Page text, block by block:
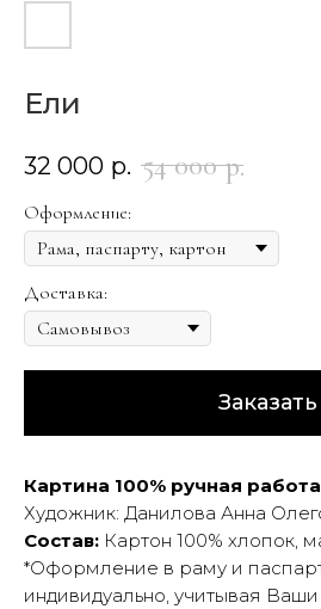
Ели
32 000 р. 54 000 р.
Оформление:
Доставка:
Заказать
Картина 100% ручная
Художник: Данилова Анна
Состав: Картон 100% хлопок,
*Оформление в раму и
индивидуально, учитывая